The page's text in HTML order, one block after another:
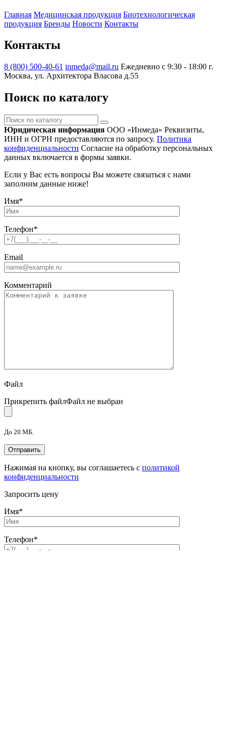
Главная Медицинская продукция Биотехнологическая
продукция Бренды Новости Контакты
Контакты
8 (800) 500-40-61 inmeda@mail.ru Ежедневно с 9:30 - 18:00 г.
Москва, ул. Архитектора Власова д.55
Поиск по каталогу
Поиск
по
каталогу
Юридическая информация ООО «Инмеда» Реквизиты,
ИНН и ОГРН предоставляются по запросу. Политика
конфиденциальности Согласие на обработку персональных
данных включается в формы заявки.
Если у Вас есть вопросы Вы можете связаться с нами
заполним данные ниже!
Имя*
Телефон*
Email
Комментарий
Файл
Прикрепить файлФайл не выбран
До 20 МБ.
Нажимая на кнопку, вы соглашаетесь с политикой
конфиденциальности
Запросить цену
Имя*
Телефон*